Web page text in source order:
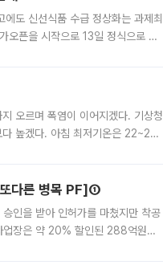
도 신선식품 수급 정상화는 과제최
오픈을 시작으로 13일 정식으로 재
오르며 폭염이 이어지겠다. 기상청
다 높겠다. 아침 최저기온은 22~27
다른 병목 PF]①
인을 받아 인허가를 마쳤지만 착공
업장은 약 20% 할인된 288억원에